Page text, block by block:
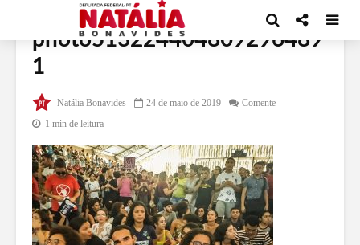
photo513224404809296489
1
Natália Bonavides 24 de maio de 2019
Comente
1 min de leitura